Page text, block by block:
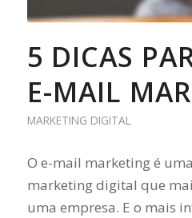
5 DICAS
E-MAIL
MARKETING DIGITAL
O e-mail marketing é
marketing digital que
uma empresa. E o mais